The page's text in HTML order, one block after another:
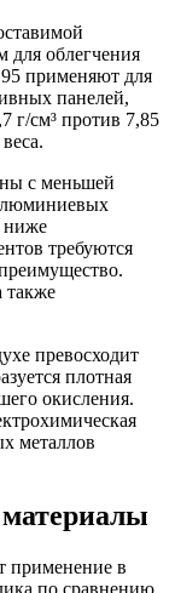
для облегчения
применяют для
панелей,
г/см³ против 7,85
с меньшей
ниже
требуются
также
превосходит
плотная
окисления.
металлов
применение в
по сравнению